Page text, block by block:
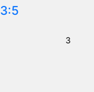
3:5
3